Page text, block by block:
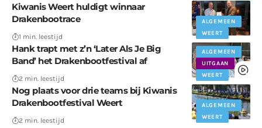
ALGEMEEN
WEERT
Kiwanis Weert huldigt winnaar
Drakenbootrace
1 min. leestijd
ALGEMEEN
UITGAAN
WEERT
Hank trapt met z’n ‘Later Als Je Big
Band’ het Drakenbootfestival af
2 min. leestijd
ALGEMEEN
WEERT
Nog plaats voor drie teams bij Kiwanis
Drakenbootfestival Weert
2 min. leestijd